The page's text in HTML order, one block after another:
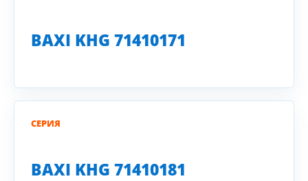
BAXI KHG 71410171
СЕРИЯ
BAXI KHG 71410181